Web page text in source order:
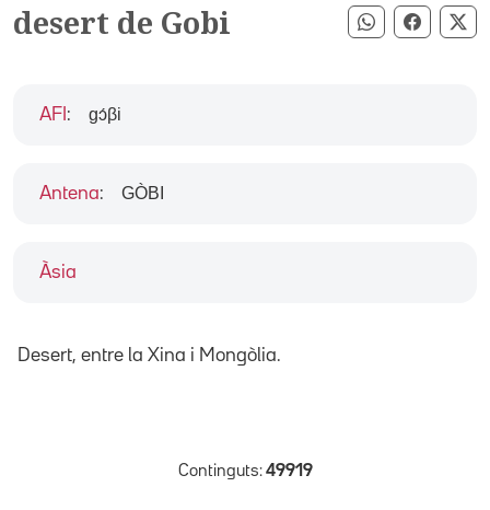
desert de Gobi Compartir
Àsia
AFI : gɔ́βi
Antena: GÒBI
Desert, entre la Xina i Mongòlia.
Continguts: 49919